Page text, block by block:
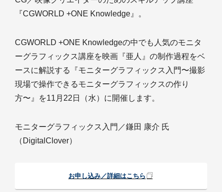
『CGWORLD +ONE Knowledge』。
CGWORLD +ONE Knowledgeの中でも人気のモニタ
ーグラフィックス講座を映画『亜人』の制作過程をベ
ースに解説する『モニターグラフィックス入門〜撮影
現場で操作できるモニターグラフィックスの作り
方〜』を11月22日（水）に開催します。
モニターグラフィックス入門／鎌田 康介 氏
（DigitalClover）
お申し込み／詳細はこちら